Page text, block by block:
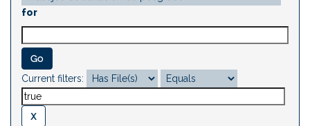
for
Current filters: